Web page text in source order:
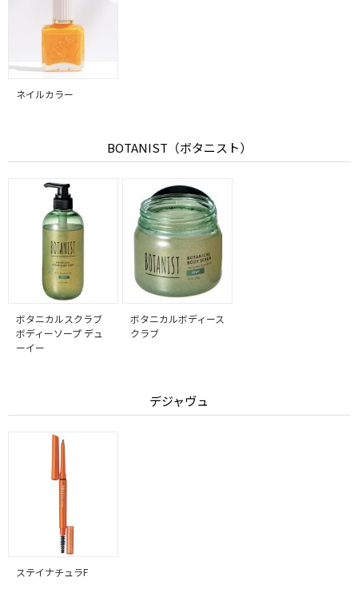
ネイルカラー
BOTANIST（ボタニスト）
ボタニカルスクラブ
ボディーソープ デュ
ーイー
ボタニカルボディース
クラブ
デジャヴュ
ステイナチュラF